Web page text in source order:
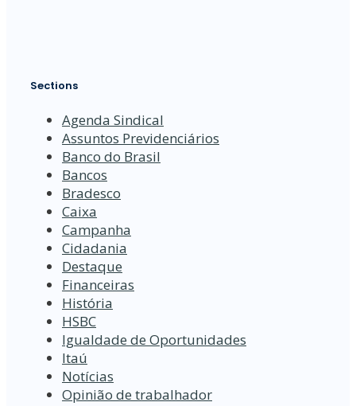
Sections
Agenda Sindical
Assuntos Previdenciários
Banco do Brasil
Bancos
Bradesco
Caixa
Campanha
Cidadania
Destaque
Financeiras
História
HSBC
Igualdade de Oportunidades
Itaú
Notícias
Opinião de trabalhador